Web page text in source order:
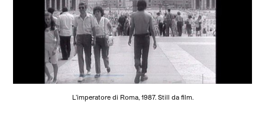
L’imperatore di Roma, 1987. Still da film.